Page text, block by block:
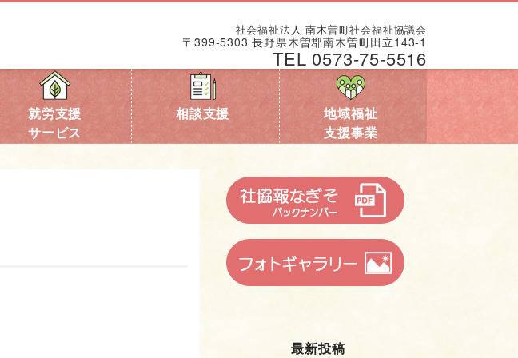
社会福祉法人 南木曽町社会福祉協議会
〒399-5303 長野県木曽郡南木曽町田立143-1
TEL 0573-75-5516
就労支援
サービス
相談支援
地域福祉
支援事業
最新投稿